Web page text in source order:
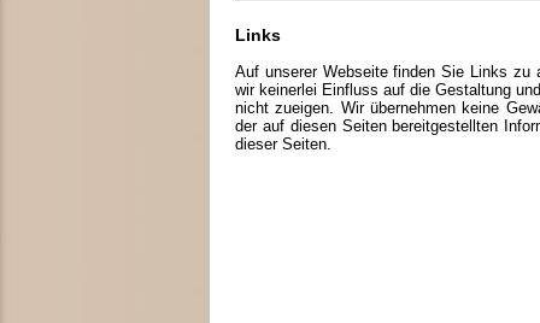
Links
Auf unserer Webseite finden Sie Links zu
wir keinerlei Einfluss auf die Gestaltung
nicht zueigen. Wir übernehmen keine
der auf diesen Seiten bereitgestellten
dieser Seiten.